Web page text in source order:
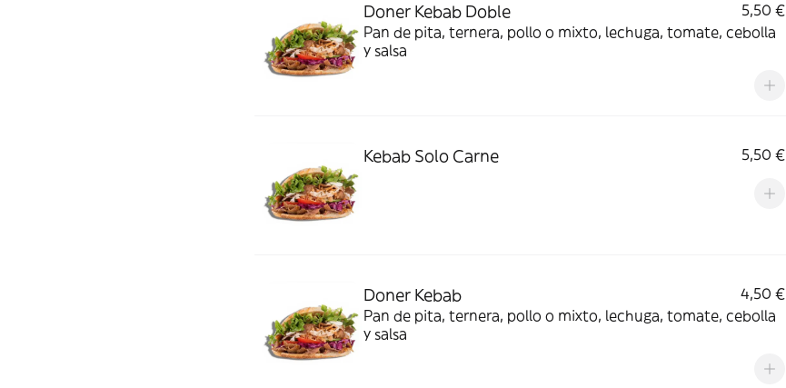
Doner Kebab Doble
5,50 €
Pan de pita, ternera, pollo o mixto, lechuga, tomate, cebolla
y salsa
Kebab Solo Carne 5,50 €
Doner Kebab
4,50 €
Pan de pita, ternera, pollo o mixto, lechuga, tomate, cebolla
y salsa